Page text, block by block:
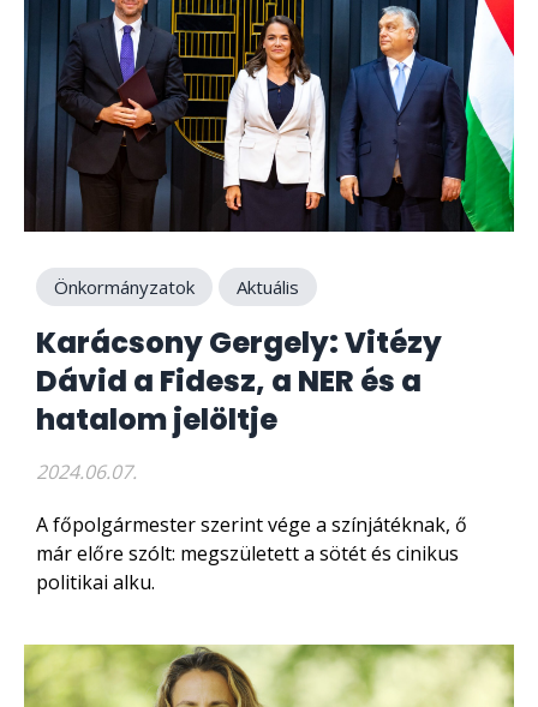
Önkormányzatok Aktuális
Karácsony Gergely: Vitézy
Dávid a Fidesz, a NER és a
hatalom jelöltje
2024.06.07.
A főpolgármester szerint vége a színjátéknak, ő
már előre szólt: megszületett a sötét és cinikus
politikai alku.